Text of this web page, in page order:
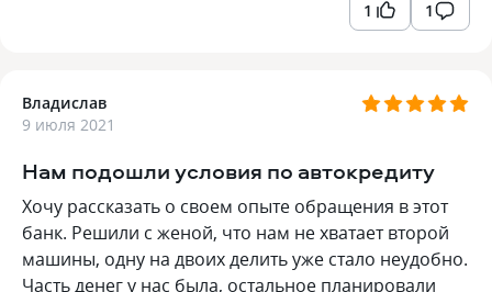
1 1
Владислав
9 июля 2021
Нам подошли условия по автокредиту
Хочу рассказать о своем опыте обращения в этот
банк. Решили с женой, что нам не хватает второй
машины, одну на двоих делить уже стало неудобно.
Часть денег у нас была, остальное планировали